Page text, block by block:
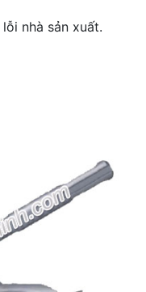
nhà sản xuất.